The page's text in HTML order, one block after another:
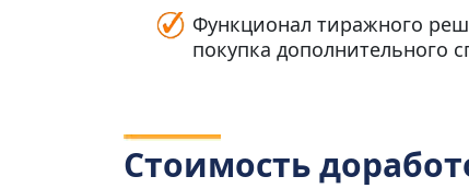
Функционал тиражного
покупка дополнительного
Стоимость